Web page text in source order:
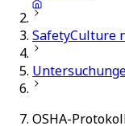
SafetyCulture
OSHA-